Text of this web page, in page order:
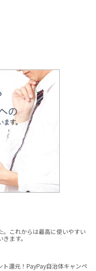
これからは最高に使いやすい
ます。
ト還元！PayPay自治体キャンペ